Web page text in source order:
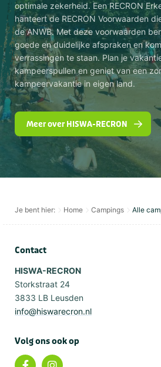
optimale zekerheid. Een RECRON
hanteert de RECRON Voorwaarden
de ANWB. Met deze voorwaarden
goede en duidelijke afspraken en
verrassingen te staan. Plan je
kampeerspullen en geniet van een
kampeervakantie in eigen land.
Meer over HISWA-RECRON
Je bent hier: Home Campings Alle
Contact
HISWA-RECRON
Storkstraat 24
3833 LB Leusden
info@hiswarecron.nl
Volg ons ook op